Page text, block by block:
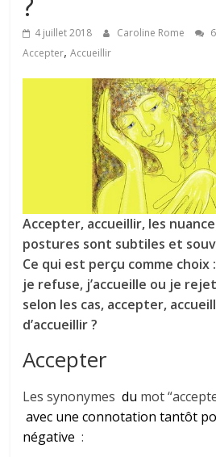
4 juillet 2018 Caroline Rome
Accepter,Accueillir
Accepter, accueillir, les
postures sont subtiles et
Ce qui est perçu comme choix
je refuse, j’accueille ou je
selon les cas, accepter,
d’accueillir ?
Accepter
Les synonymesdu mot
avec une connotation tantôt
négative :